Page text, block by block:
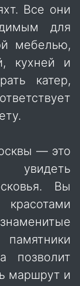
Все они
для
мебелью,
кухней и
катер,
— это
увидеть
Вы
позволит
маршрут и